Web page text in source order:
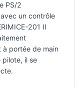
PS/2
un contrôle
201 II
à portée de main
pilote, il se